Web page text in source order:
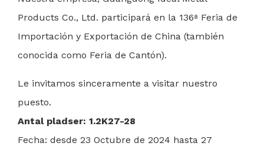
Products Co., Ltd. participará en la 136ª Feria de
Importación y Exportación de China (también
conocida como Feria de Cantón).
Le invitamos sinceramente a visitar nuestro
puesto.
Antal pladser: 1.2K27-28
Fecha: desde 23 Octubre de 2024 hasta 27